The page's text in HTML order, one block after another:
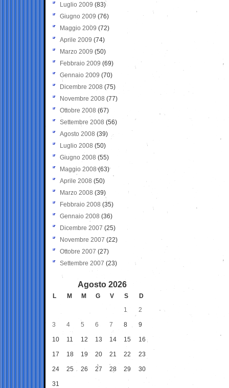
Luglio 2009 (83)
Giugno 2009 (76)
Maggio 2009 (72)
Aprile 2009 (74)
Marzo 2009 (50)
Febbraio 2009 (69)
Gennaio 2009 (70)
Dicembre 2008 (75)
Novembre 2008 (77)
Ottobre 2008 (67)
Settembre 2008 (56)
Agosto 2008 (39)
Luglio 2008 (50)
Giugno 2008 (55)
Maggio 2008(63)
Aprile 2008 (50)
Marzo 2008 (39)
Febbraio 2008 (35)
Gennaio 2008 (36)
Dicembre 2007 (25)
Novembre 2007 (22)
Ottobre 2007 (27)
Settembre 2007 (23)
Agosto 2026
L M M G V S
D
1
2
3 4 5 6 7 8 9
10 11 12 13 14 15 16
17 18 19 20 21 22 23
24 25 26 27 28 29 30
31